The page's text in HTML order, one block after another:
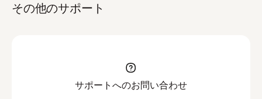
その他のサポート
サポートへのお問い合わせ